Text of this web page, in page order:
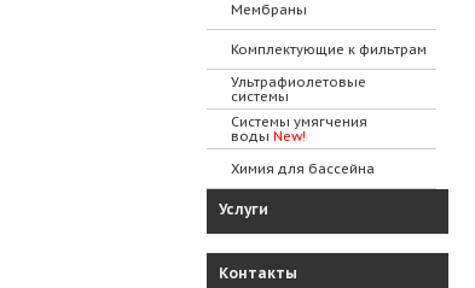
Мембраны
Комплектующие к фильтрам
Ультрафиолетовые
системы
Системы умягчения
воды New!
Химия для бассейна
Услуги
Контакты